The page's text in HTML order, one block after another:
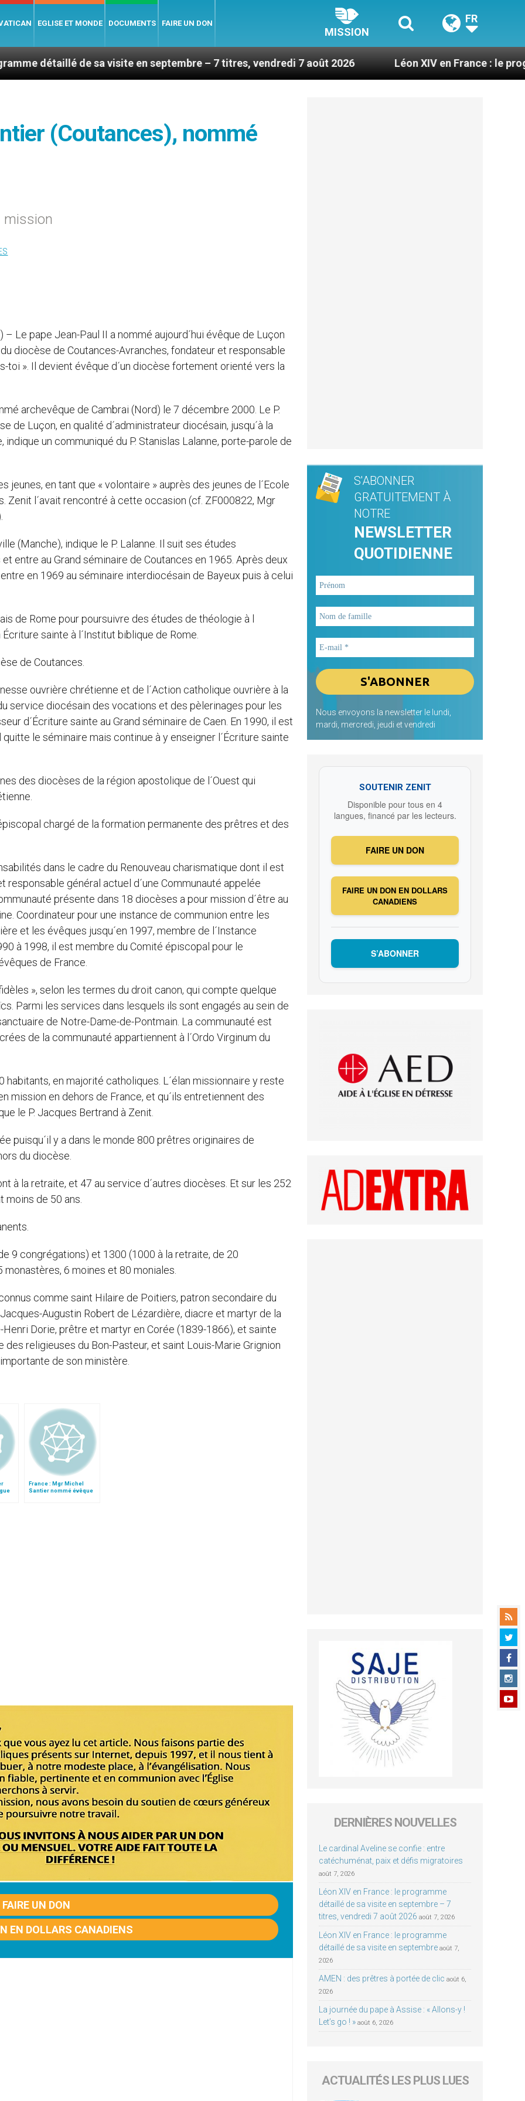
EGLISE ET MONDE DOCUMENTS FAIRE UN DON
MISSION
FR
de sa visite en septembre – 7 titres, vendredi 7 août 2026 Léon XIV en France : le programme
(Coutances), nommé
mission
) – Le pape Jean-Paul II a nommé aujourd´hui évêque de Luçon
diocèse de Coutances-Avranches, fondateur et responsable
toi ». Il devient évêque d´un diocèse fortement orienté vers la
archevêque de Cambrai (Nord) le 7 décembre 2000. Le P.
de Luçon, en qualité d´administrateur diocésain, jusqu´à la
un communiqué du P. Stanislas Lalanne, porte-parole de
jeunes, en tant que « volontaire » auprès des jeunes de l´Ecole
Zenit l´avait rencontré à cette occasion (cf. ZF000822, Mgr
(Manche), indique le P. Lalanne. Il suit ses études
entre au Grand séminaire de Coutances en 1965. Après deux
en 1969 au séminaire interdiocésain de Bayeux puis à celui
de Rome pour poursuivre des études de théologie à l
sainte à l´Institut biblique de Rome.
de Coutances.
ouvrière chrétienne et de l´Action catholique ouvrière à la
service diocésain des vocations et des pèlerinages pour les
d´Écriture sainte au Grand séminaire de Caen. En 1990, il est
le séminaire mais continue à y enseigner l´Écriture sainte
des diocèses de la région apostolique de l´Ouest qui
chargé de la formation permanente des prêtres et des
dans le cadre du Renouveau charismatique dont il est
général actuel d´une Communauté appelée
présente dans 18 diocèses a pour mission d´être au
Coordinateur pour une instance de communion entre les
et les évêques jusqu´en 1997, membre de l´Instance
à 1998, il est membre du Comité épiscopal pour le
de France.
», selon les termes du droit canon, qui compte quelque
Parmi les services dans lesquels ils sont engagés au sein de
de Notre-Dame-de-Pontmain. La communauté est
de la communauté appartiennent à l´Ordo Virginum du
en majorité catholiques. L´élan missionnaire y reste
mission en dehors de France, et qu´ils entretiennent des
le P. Jacques Bertrand à Zenit.
puisqu´il y a dans le monde 800 prêtres originaires de
du diocèse.
à la retraite, et 47 au service d´autres diocèses. Et sur les 252
de 50 ans.
9 congrégations) et 1300 (1000 à la retraite, de 20
6 moines et 80 moniales.
comme saint Hilaire de Poitiers, patron secondaire du
Augustin Robert de Lézardière, diacre et martyr de la
Dorie, prêtre et martyr en Corée (1839-1866), et sainte
religieuses du Bon-Pasteur, et saint Louis-Marie Grignion
de son ministère.
France : Mgr Michel
Santier nommé évêque
FAIRE UN DON
EN DOLLARS CANADIENS
S'ABONNER
GRATUITEMENT À
NOTRE
NEWSLETTER
QUOTIDIENNE
Nous envoyons la newsletter le lundi,
mardi, mercredi, jeudi et vendredi
SOUTENIR ZENIT
Disponible pour tous en 4
langues, financé par les lecteurs.
FAIRE UN DON
FAIRE UN DON EN DOLLARS
CANADIENS
S’ABONNER
DERNIÈRES NOUVELLES
Le cardinal Aveline se confie : entre
catéchuménat, paix et défis migratoires
août 7, 2026
Léon XIV en France : le programme
détaillé de sa visite en septembre – 7
titres, vendredi 7 août 2026 août 7, 2026
Léon XIV en France : le programme
détaillé de sa visite en septembre août 7,
2026
AMEN : des prêtres à portée de clic août 6,
2026
La journée du pape à Assise : « Allons-y !
Let’s go ! » août 6, 2026
ACTUALITÉS LES PLUS LUES